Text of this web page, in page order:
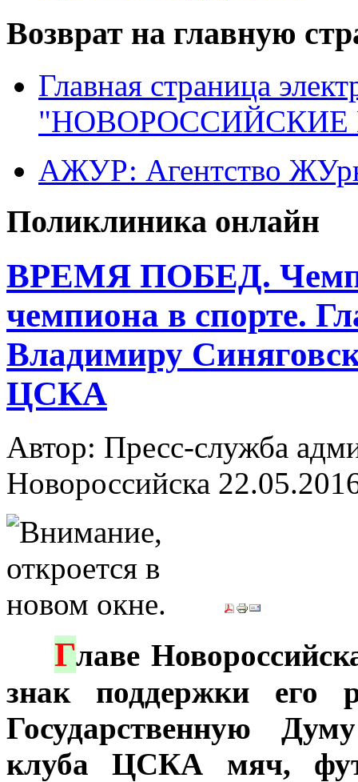
Возврат на главную
Главная страница
"НОВОРОССИЙСКИЕ
АЖУР: Агентство
Поликлиника онлайн
ВРЕМЯ ПОБЕД.
чемпиона в спорте.
Владимиру
ЦСКА
Автор: Пресс-служба
Новороссийска
Главе
знак поддержки его
Государственную
клуба ЦСКА мяч,